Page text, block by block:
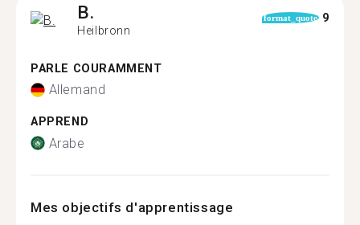
B.
Heilbronn
format_quote 9
PARLE COURAMMENT
Allemand
APPREND
Arabe
Mes objectifs d'apprentissage